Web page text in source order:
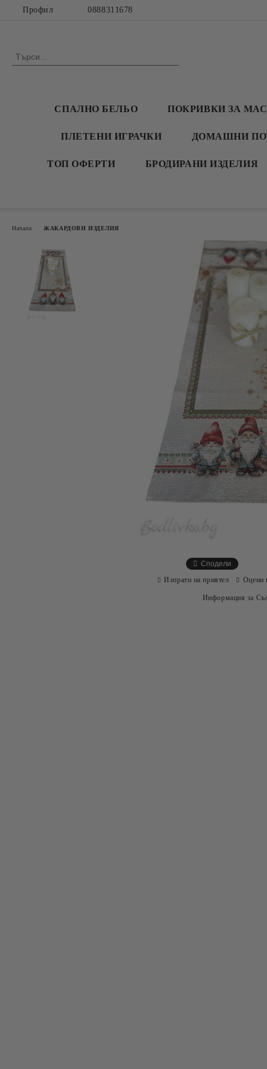
Профил 0888311678
СПАЛНО БЕЛЬО ПОКРИВКИ ЗА
ПЛЕТЕНИ ИГРАЧКИ ДОМАШНИ
ТОП ОФЕРТИ БРОДИРАНИ ИЗДЕЛИЯ
Начало ЖАКАРДОВИ ИЗДЕЛИЯ
Сподели
Изпрати на приятел Оцени
Информация за